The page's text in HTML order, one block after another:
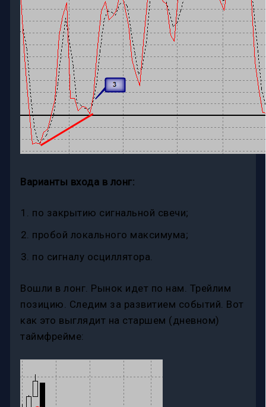
Варианты входа в лонг:
по закрытию сигнальной свечи;
пробой локального максимума;
по сигналу осциллятора.
Вошли в лонг. Рынок идет по нам. Трейлим
позицию. Следим за развитием событий. Вот
как это выглядит на старшем (дневном)
таймфрейме: